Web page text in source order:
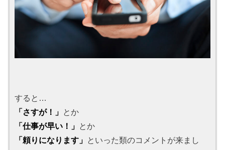
すると…
「さすが！」 とか
「仕事が早い！」 とか
「頼りになります」 といった類のコメントが来まし